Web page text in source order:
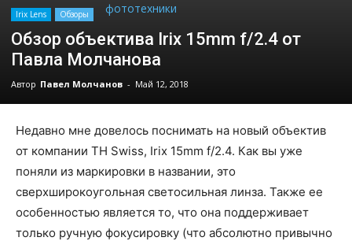
Irix Lens Обзоры
Обзор объектива Irix 15mm f/2.4 от
Павла Молчанова
Автор Павел Молчанов - Май 12, 2018
Недавно мне довелось поснимать на новый объектив
от компании TH Swiss, Irix 15mm f/2.4. Как вы уже
поняли из маркировки в названии, это
сверхширокоугольная светосильная линза. Также ее
особенностью является то, что она поддерживает
только ручную фокусировку (что абсолютно привычно